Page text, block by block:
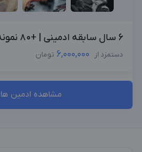
6 سال سابقه ادمینی | +۸۰ نمونه کار خا...
دستمزد از 6,000,000 تومان
مشاهده ادمین